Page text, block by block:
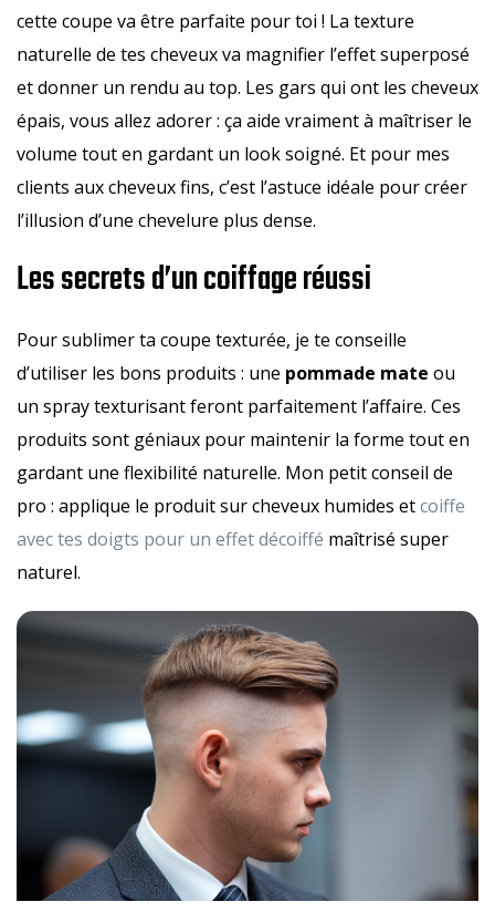
cette coupe va être parfaite pour toi ! La texture
naturelle de tes cheveux va magnifier l’effet superposé
et donner un rendu au top. Les gars qui ont les cheveux
épais, vous allez adorer : ça aide vraiment à maîtriser le
volume tout en gardant un look soigné. Et pour mes
clients aux cheveux fins, c’est l’astuce idéale pour créer
l’illusion d’une chevelure plus dense.
Les secrets d’un coiffage réussi
Pour sublimer ta coupe texturée, je te conseille
d’utiliser les bons produits : une pommade mate ou
un spray texturisant feront parfaitement l’affaire. Ces
produits sont géniaux pour maintenir la forme tout en
gardant une flexibilité naturelle. Mon petit conseil de
pro : applique le produit sur cheveux humides etcoiffe
avec tes doigts pour un effet décoiffé maîtrisé super
naturel.